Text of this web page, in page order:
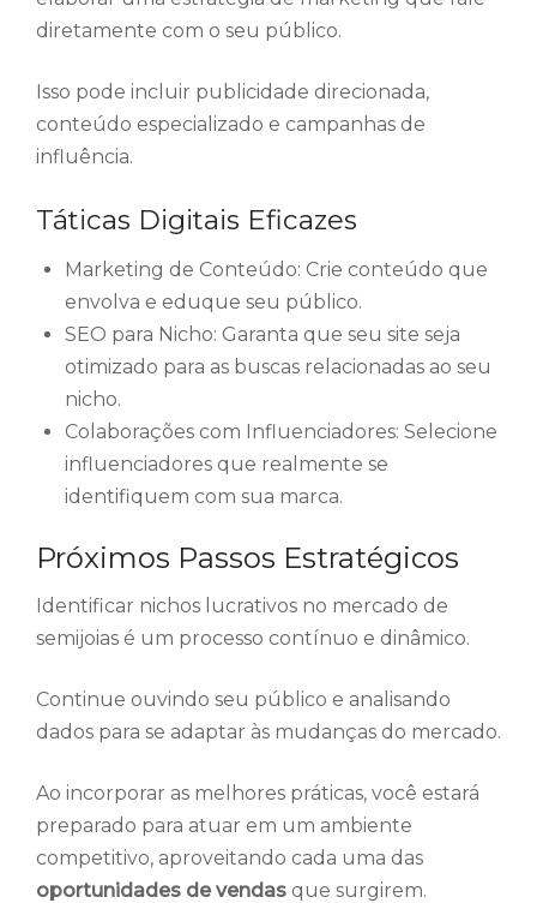
diretamente com o seu público.
Isso pode incluir publicidade direcionada,
conteúdo especializado e campanhas de
influência.
Táticas Digitais Eficazes
Marketing de Conteúdo: Crie conteúdo que
envolva e eduque seu público.
SEO para Nicho: Garanta que seu site seja
otimizado para as buscas relacionadas ao seu
nicho.
Colaborações com Influenciadores: Selecione
influenciadores que realmente se
identifiquem com sua marca.
Próximos Passos Estratégicos
Identificar nichos lucrativos no mercado de
semijoias é um processo contínuo e dinâmico.
Continue ouvindo seu público e analisando
dados para se adaptar às mudanças do mercado.
Ao incorporar as melhores práticas, você estará
preparado para atuar em um ambiente
competitivo, aproveitando cada uma das
oportunidades de vendas que surgirem.